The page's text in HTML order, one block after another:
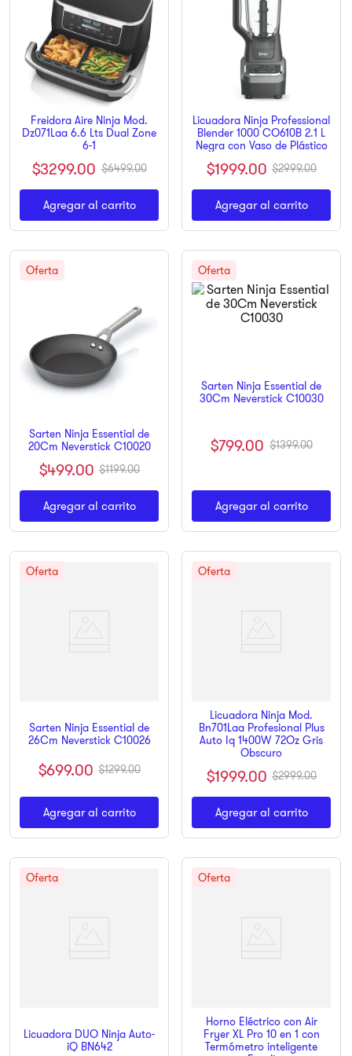
Freidora Aire Ninja Mod.
Dz071Laa 6.6 Lts Dual Zone
6-1
$3299.00 $6499.00
Agregar al carrito
Licuadora Ninja Professional
Blender 1000 CO610B 2.1 L
Negra con Vaso de Plástico
$1999.00 $2999.00
Agregar al carrito
Sarten Ninja Essential de
20Cm Neverstick C10020
$499.00 $1199.00
Agregar al carrito
Sarten Ninja Essential de
30Cm Neverstick C10030
$799.00 $1399.00
Agregar al carrito
Sarten Ninja Essential de
26Cm Neverstick C10026
$699.00 $1299.00
Agregar al carrito
Licuadora Ninja Mod.
Bn701Laa Profesional Plus
Auto Iq 1400W 72Oz Gris
Obscuro
$1999.00 $2999.00
Agregar al carrito
Licuadora DUO Ninja Auto-
iQ BN642
Horno Eléctrico con Air
Fryer XL Pro 10 en 1 con
Termómetro inteligente
pulsar
10. dji